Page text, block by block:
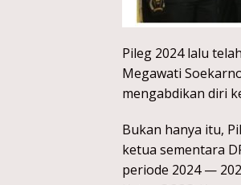
Pileg 2024 lalu
Megawati
mengabdikan diri
Bukan hanya itu,
ketua sementara
periode 2024 —